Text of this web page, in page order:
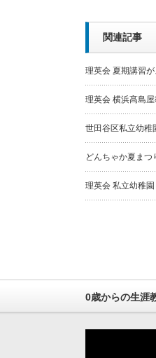
関連記事
理英会 夏期講習が
理英会 横浜髙島
世田谷区私立幼稚
どんちゃか夏まつ
理英会 私立幼稚
0歳からの生涯